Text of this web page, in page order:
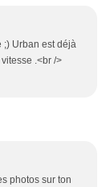
;) Urban est déjà
.<br />
photos sur ton